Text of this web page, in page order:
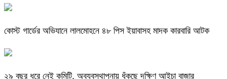
কোস্ট গার্ডের অভিযানে লালমোহনে ৪৮ পিস ইয়াবাসহ মাদক কারবারি আটক
২৯ বছর ধরে নেই কমিটি, অব্যবস্থাপনায় ধুঁকছে দক্ষিণ আইচা বাজার